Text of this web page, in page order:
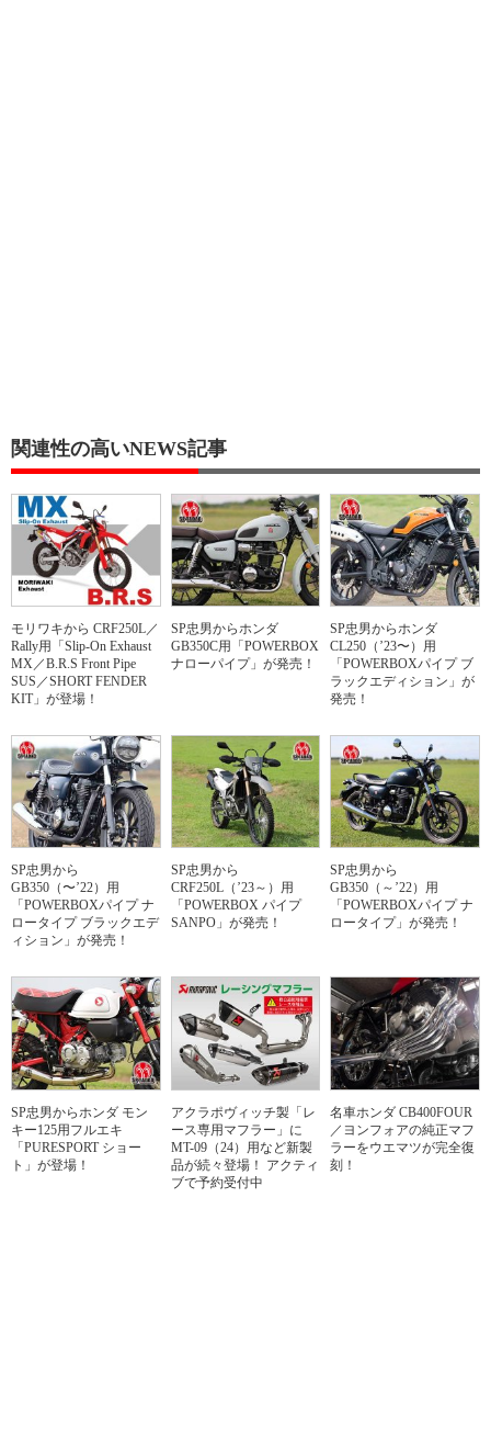
関連性の高いNEWS記事
モリワキから CRF250L／
Rally用「Slip-On Exhaust
MX／B.R.S Front Pipe
SUS／SHORT FENDER
KIT」が登場！
SP忠男からホンダ
GB350C用「POWERBOX
ナローパイプ」が発売！
SP忠男からホンダ
CL250（’23〜）用
「POWERBOXパイプ ブ
ラックエディション」が
発売！
SP忠男から
GB350（〜’22）用
「POWERBOXパイプ ナ
ロータイプ ブラックエデ
ィション」が発売！
SP忠男から
CRF250L（’23～）用
「POWERBOX パイプ
SANPO」が発売！
SP忠男から
GB350（～’22）用
「POWERBOXパイプ ナ
ロータイプ」が発売！
SP忠男からホンダ モン
キー125用フルエキ
「PURESPORT ショー
ト」が登場！
アクラポヴィッチ製「レ
ース専用マフラー」に
MT-09（24）用など新製
品が続々登場！ アクティ
ブで予約受付中
名車ホンダ CB400FOUR
／ヨンフォアの純正マフ
ラーをウエマツが完全復
刻！